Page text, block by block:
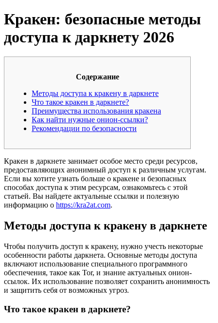
Кракен: безопасные методы
доступа к даркнету 2026
Содержание
Методы доступа к кракену в даркнете
Что такое кракен в даркнете?
Преимущества использования кракена
Как найти нужные онион-ссылки?
Рекомендации по безопасности
Кракен в даркнете занимает особое место среди ресурсов,
предоставляющих анонимный доступ к различным услугам.
Если вы хотите узнать больше о кракене и безопасных
способах доступа к этим ресурсам, ознакомьтесь с этой
статьей. Вы найдете актуальные ссылки и полезную
информацию о https://kra2at.com.
Методы доступа к кракену в даркнете
Чтобы получить доступ к кракену, нужно учесть некоторые
особенности работы даркнета. Основные методы доступа
включают использование специального программного
обеспечения, такое как Tor, и знание актуальных онион-
ссылок. Их использование позволяет сохранить анонимность
и защитить себя от возможных угроз.
Что такое кракен в даркнете?